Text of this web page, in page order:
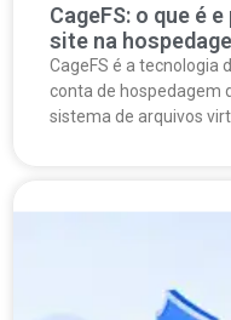
CageFS: o que é
site na
CageFS é a tecnologia
conta de hospedagem
sistema de arquivos